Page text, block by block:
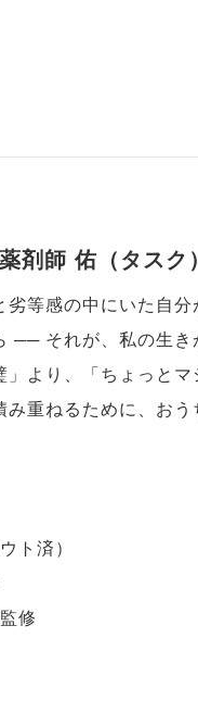
剤師 佑（タスク）
劣等感の中にいた自
── それが、私の生き
」より、「ちょっとマ
み重ねるために、お
ト済）
修